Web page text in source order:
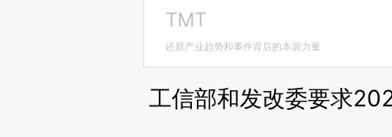
TMT
还原产业趋势和事件背后的本源力量
工信部和发改委要求